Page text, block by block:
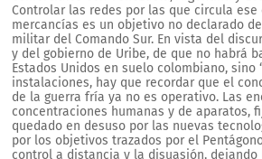
Controlar las redes por las que circula ese
mercancías es un objetivo no declarado
militar del Comando Sur. En vista del
y del gobierno de Uribe, de que no habrá
Estados Unidos en suelo colombiano, sino
instalaciones, hay que recordar que el
de la guerra fría ya no es operativo. Las
concentraciones humanas y de aparatos,
quedado en desuso por las nuevas
por los objetivos trazados por el
control a distancia y la disuasión,